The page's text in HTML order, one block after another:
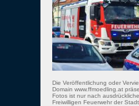
Die Veröffentlichung oder
Domain www.ffmoedling.at
Fotos ist nur nach
Freiwilligen Feuerwehr der